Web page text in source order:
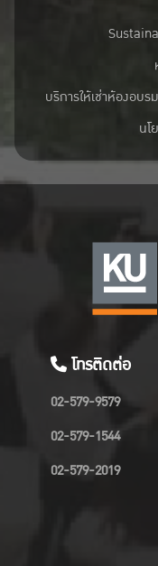
บริการให้เช่าห้องอ
นโ
โทรติดต่อ
02-579-9579
02-579-1544
02-579-2019